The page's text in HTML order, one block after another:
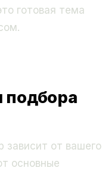
готовая тема
подбора
зависит от вашего
основные